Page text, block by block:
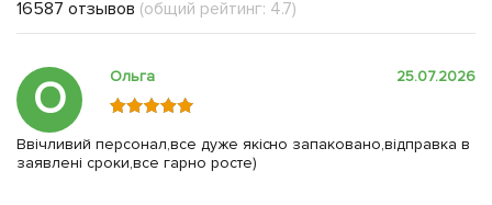
16587 отзывов (общий рейтинг: 4.7)
О Ольга 25.07.2026
Ввічливий персонал,все дуже якісно запаковано,відправка в
заявлені сроки,все гарно росте)